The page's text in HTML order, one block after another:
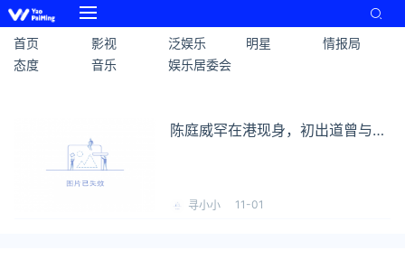
首页 影视 泛娱乐 明星
情报局
态度
音乐 娱乐居委会
陈庭威罕在港现身，初出道曾与两
寻小小 11-01